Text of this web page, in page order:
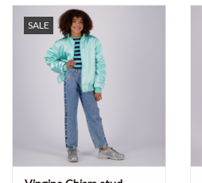
SALE